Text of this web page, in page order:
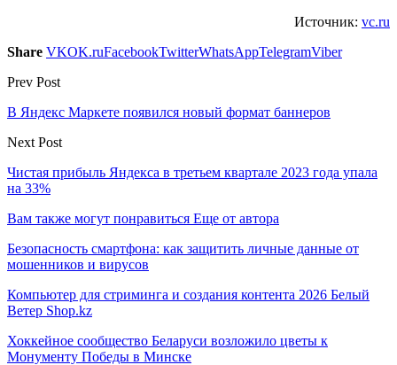
Источник: vc.ru
Share VKOK.ruFacebookTwitterWhatsAppTelegramViber
Prev Post
В Яндекс Маркете появился новый формат баннеров
Next Post
Чистая прибыль Яндекса в третьем квартале 2023 года упала
на 33%
Вам также могут понравиться Еще от автора
Безопасность смартфона: как защитить личные данные от
мошенников и вирусов
Компьютер для стриминга и создания контента 2026 Белый
Ветер Shop.kz
Хоккейное сообщество Беларуси возложило цветы к
Монументу Победы в Минске